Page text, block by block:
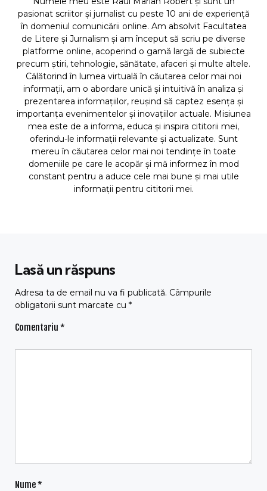
pasionat scriitor și jurnalist cu peste 10 ani de experiență
în domeniul comunicării online. Am absolvit Facultatea
de Litere și Jurnalism și am început să scriu pe diverse
platforme online, acoperind o gamă largă de subiecte
precum știri, tehnologie, sănătate, afaceri și multe altele.
Călătorind în lumea virtuală în căutarea celor mai noi
informații, am o abordare unică și intuitivă în analiza și
prezentarea informațiilor, reușind să captez esența și
importanța evenimentelor și inovațiilor actuale. Misiunea
mea este de a informa, educa și inspira cititorii mei,
oferindu-le informații relevante și actualizate. Sunt
mereu în căutarea celor mai noi tendințe în toate
domeniile pe care le acopăr și mă informez în mod
constant pentru a aduce cele mai bune și mai utile
informații pentru cititorii mei.
Lasă un răspuns
Adresa ta de email nu va fi publicată. Câmpurile
obligatorii sunt marcate cu *
Comentariu *
Nume*